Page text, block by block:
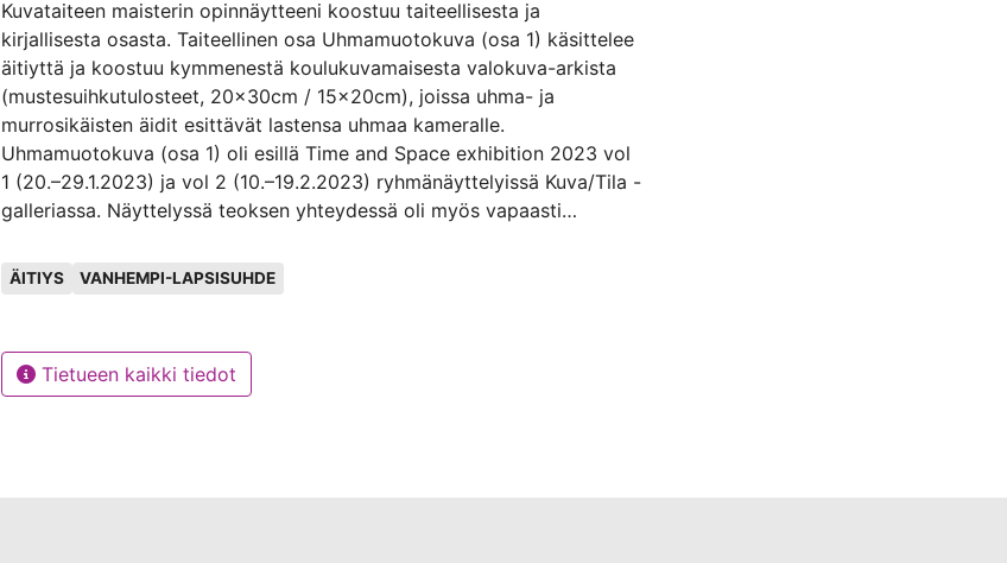
Kuvataiteen maisterin opinnäytteeni koostuu taiteellisesta ja
kirjallisesta osasta. Taiteellinen osa Uhmamuotokuva (osa 1) käsittelee
äitiyttä ja koostuu kymmenestä koulukuvamaisesta valokuva-arkista
(mustesuihkutulosteet, 20x30cm / 15x20cm), joissa uhma- ja
murrosikäisten äidit esittävät lastensa uhmaa kameralle.
Uhmamuotokuva (osa 1) oli esillä Time and Space exhibition 2023 vol
1 (20.–29.1.2023) ja vol 2 (10.–19.2.2023) ryhmänäyttelyissä Kuva/Tila -
galleriassa. Näyttelyssä teoksen yhteydessä oli myös vapaasti
murrosikäisten äideille. Tämä kirjallinen osa sisältää taiteellisen osan
Kirjallinen osa sisältää kaksi osaa. Ensimmäinen on lyhyt kertomus
siitä, kuinka minusta tuli äiti eli ajalta ennen Kuvataideakatemiaa.
Avainsanat
ÄITIYS VANHEMPI-LAPSISUHDE
Tietueen kaikki tiedot